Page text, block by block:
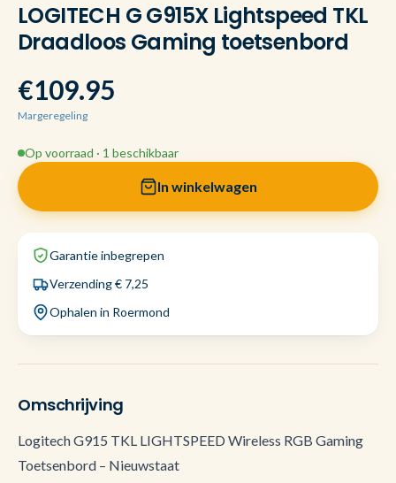
LOGITECH G G915X Lightspeed TKL
Draadloos Gaming toetsenbord
€109.95
Margeregeling
Op voorraad · 1 beschikbaar
In winkelwagen
Garantie inbegrepen
Verzending € 7,25
Ophalen in Roermond
Omschrijving
Logitech G915 TKL LIGHTSPEED Wireless RGB Gaming
Toetsenbord – Nieuwstaat